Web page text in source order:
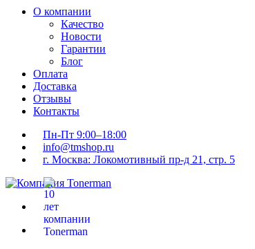
О компании
Качество
Новости
Гарантии
Блог
Оплата
Доставка
Отзывы
Контакты
Пн-Пт 9:00–18:00
info@tmshop.ru
г. Москва: Локомотивный пр-д 21, стр. 5